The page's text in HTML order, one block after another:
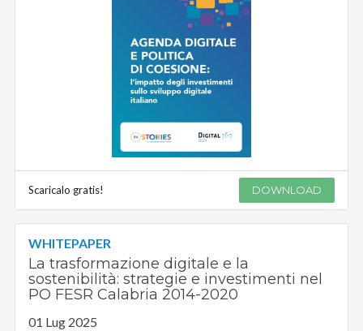
Scaricalo gratis! DOWNLOAD
WHITEPAPER
La trasformazione digitale e la
sostenibilità: strategie e investimenti nel
PO FESR Calabria 2014-2020
01 Lug 2025